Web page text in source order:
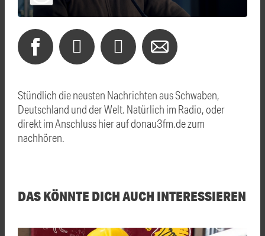
Stündlich die neusten Nachrichten aus Schwaben,
Deutschland und der Welt. Natürlich im Radio, oder
direkt im Anschluss hier auf donau3fm.de zum
nachhören.
DAS KÖNNTE DICH AUCH INTERESSIEREN